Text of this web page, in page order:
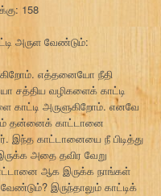
158
அருள வேண்டும்:
எத்தனையோ நீதி
சத்திய வழிகளைக் காட்டி
அருளுகிறோம். எனவே
தன்னைக் காட்டானை
இந்த காட்டானையை நீ பிடித்து
அதை தவிர வேறு
ஆக இருக்க நாங்கள்
இருந்தாலும் காட்டிக்